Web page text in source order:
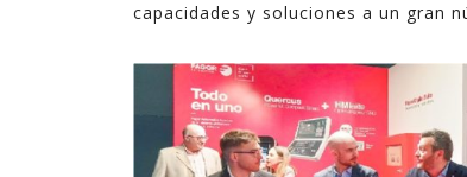
capacidades y soluciones a un gran